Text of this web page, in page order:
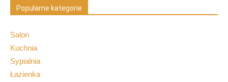
Popularne kategorie
Salon
Kuchnia
Sypialnia
Łazienka